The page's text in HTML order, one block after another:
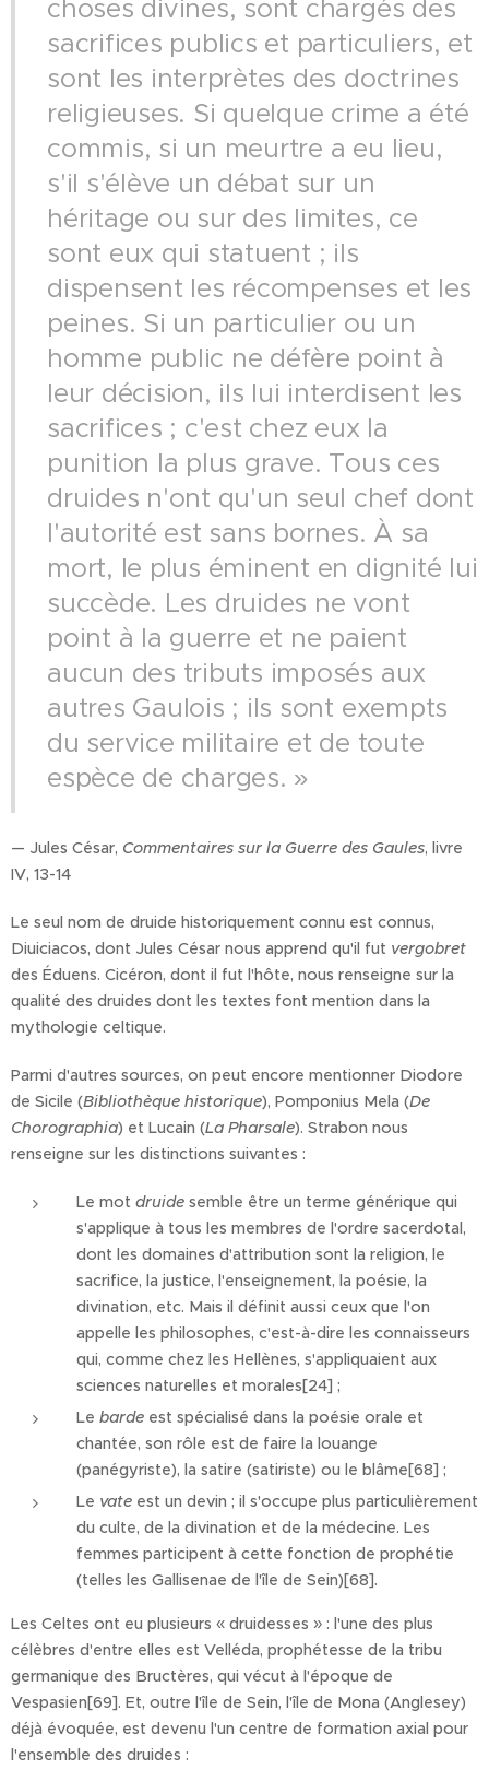
choses divines, sont chargés des
sacrifices publics et particuliers, et
sont les interprètes des doctrines
religieuses. Si quelque crime a été
commis, si un meurtre a eu lieu,
s'il s'élève un débat sur un
héritage ou sur des limites, ce
sont eux qui statuent ; ils
dispensent les récompenses et les
peines. Si un particulier ou un
homme public ne défère point à
leur décision, ils lui interdisent les
sacrifices ; c'est chez eux la
punition la plus grave. Tous ces
druides n'ont qu'un seul chef dont
l'autorité est sans bornes. À sa
mort, le plus éminent en dignité lui
succède. Les druides ne vont
point à la guerre et ne paient
aucun des tributs imposés aux
autres Gaulois ; ils sont exempts
du service militaire et de toute
espèce de charges. »
— Jules César, Commentaires sur la Guerre des Gaules, livre
IV, 13-14
Le seul nom de druide historiquement connu est connus,
Diuiciacos, dont Jules César nous apprend qu'il fut vergobret
des Éduens. Cicéron, dont il fut l'hôte, nous renseigne sur la
qualité des druides dont les textes font mention dans la
mythologie celtique.
Parmi d'autres sources, on peut encore mentionner Diodore
de Sicile (Bibliothèque historique), Pomponius Mela (De
Chorographia) et Lucain (La Pharsale). Strabon nous
renseigne sur les distinctions suivantes :
Le mot druide semble être un terme générique qui
s'applique à tous les membres de l'ordre sacerdotal,
dont les domaines d'attribution sont la religion, le
sacrifice, la justice, l'enseignement, la poésie, la
divination, etc. Mais il définit aussi ceux que l'on
appelle les philosophes, c'est-à-dire les connaisseurs
qui, comme chez les Hellènes, s'appliquaient aux
sciences naturelles et morales[24] ;
Le barde est spécialisé dans la poésie orale et
chantée, son rôle est de faire la louange
(panégyriste), la satire (satiriste) ou le blâme[68] ;
Le vate est un devin ; il s'occupe plus particulièrement
du culte, de la divination et de la médecine. Les
femmes participent à cette fonction de prophétie
(telles les Gallisenae de l'île de Sein)[68].
Les Celtes ont eu plusieurs « druidesses » : l'une des plus
célèbres d'entre elles est Velléda, prophétesse de la tribu
germanique des Bructères, qui vécut à l'époque de
Vespasien[69]. Et, outre l'île de Sein, l'île de Mona (Anglesey)
déjà évoquée, est devenu l'un centre de formation axial pour
l'ensemble des druides :